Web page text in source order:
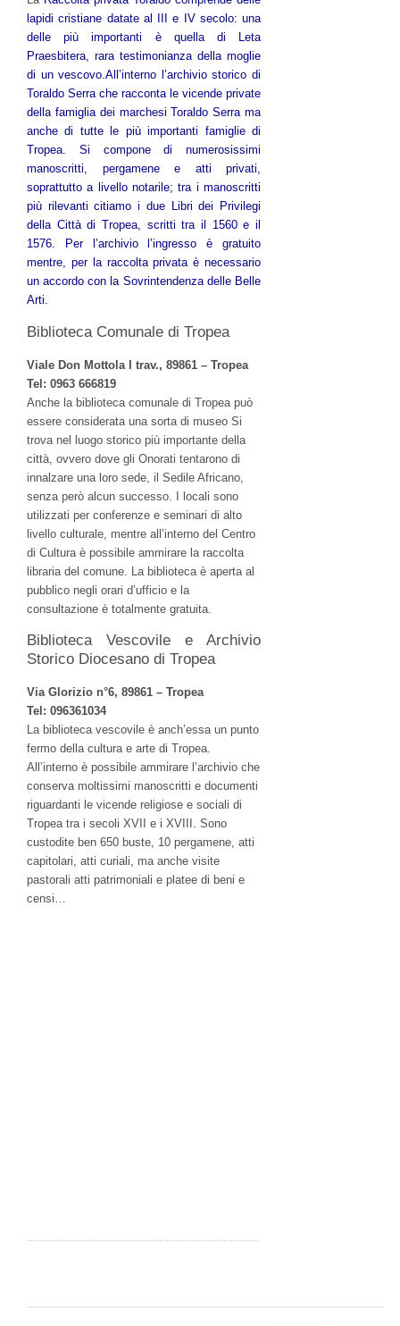
lapidi cristiane datate al III e IV secolo: una
delle più importanti è quella di Leta
Praesbitera, rara testimonianza della moglie
di un vescovo.All’interno l’archivio storico di
Toraldo Serra che racconta le vicende private
della famiglia dei marchesi Toraldo Serra ma
anche di tutte le più importanti famiglie di
Tropea. Si compone di numerosissimi
manoscritti, pergamene e atti privati,
soprattutto a livello notarile; tra i manoscritti
più rilevanti citiamo i due Libri dei Privilegi
della Città di Tropea, scritti tra il 1560 e il
1576. Per l’archivio l’ingresso è gratuito
mentre, per la raccolta privata è necessario
un accordo con la Sovrintendenza delle Belle
Arti.
Biblioteca Comunale di Tropea
Viale Don Mottola I trav., 89861 – Tropea
Tel: 0963 666819
Anche la biblioteca comunale di Tropea può
essere considerata una sorta di museo Si
trova nel luogo storico più importante della
città, ovvero dove gli Onorati tentarono di
innalzare una loro sede, il Sedile Africano,
senza però alcun successo. I locali sono
utilizzati per conferenze e seminari di alto
livello culturale, mentre all’interno del Centro
di Cultura è possibile ammirare la raccolta
libraria del comune. La biblioteca è aperta al
pubblico negli orari d’ufficio e la
consultazione è totalmente gratuita.
Biblioteca Vescovile e Archivio
Storico Diocesano di Tropea
Via Glorizio n°6, 89861 – Tropea
Tel: 096361034
La biblioteca vescovile è anch’essa un punto
fermo della cultura e arte di Tropea.
All’interno è possibile ammirare l’archivio che
conserva moltissimi manoscritti e documenti
riguardanti le vicende religiose e sociali di
Tropea tra i secoli XVII e i XVIII. Sono
custodite ben 650 buste, 10 pergamene, atti
capitolari, atti curiali, ma anche visite
pastorali atti patrimoniali e platee di beni e
censi…